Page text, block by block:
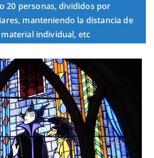
20 personas, divididos por
manteniendo la distancia de
individual, etc